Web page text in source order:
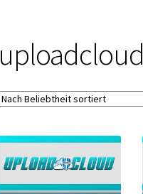
uploadcloud